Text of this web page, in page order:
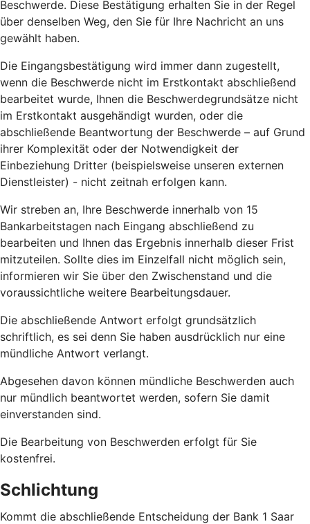
Beschwerde. Diese Bestätigung erhalten Sie in der Regel
über denselben Weg, den Sie für Ihre Nachricht an uns
gewählt haben.
Die Eingangsbestätigung wird immer dann zugestellt,
wenn die Beschwerde nicht im Erstkontakt abschließend
bearbeitet wurde, Ihnen die Beschwerdegrundsätze nicht
im Erstkontakt ausgehändigt wurden, oder die
abschließende Beantwortung der Beschwerde – auf Grund
ihrer Komplexität oder der Notwendigkeit der
Einbeziehung Dritter (beispielsweise unseren externen
Dienstleister) - nicht zeitnah erfolgen kann.
Wir streben an, Ihre Beschwerde innerhalb von 15
Bankarbeitstagen nach Eingang abschließend zu
bearbeiten und Ihnen das Ergebnis innerhalb dieser Frist
mitzuteilen. Sollte dies im Einzelfall nicht möglich sein,
informieren wir Sie über den Zwischenstand und die
voraussichtliche weitere Bearbeitungsdauer.
Die abschließende Antwort erfolgt grundsätzlich
schriftlich, es sei denn Sie haben ausdrücklich nur eine
mündliche Antwort verlangt.
Abgesehen davon können mündliche Beschwerden auch
nur mündlich beantwortet werden, sofern Sie damit
einverstanden sind.
Die Bearbeitung von Beschwerden erfolgt für Sie
kostenfrei.
Schlichtung
Kommt die abschließende Entscheidung der Bank 1 Saar